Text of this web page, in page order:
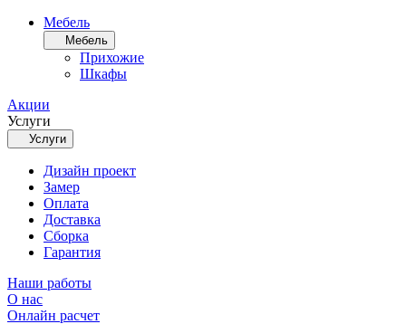
Мебель
Мебель
Прихожие
Шкафы
Акции
Услуги
Услуги
Дизайн проект
Замер
Оплата
Доставка
Сборка
Гарантия
Наши работы
О нас
Онлайн расчет